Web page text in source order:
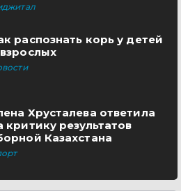
распознать корь у детей
Хрусталева ответила
критику результатов
Казахстана